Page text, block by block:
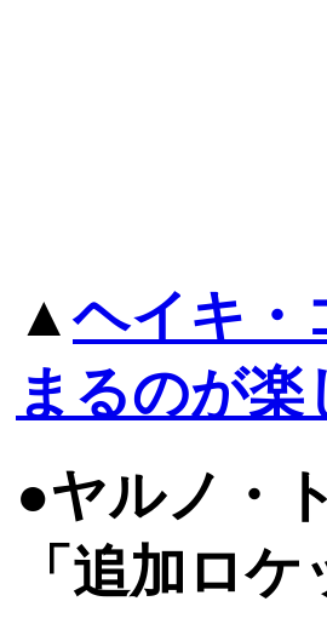
▲ヘイキ・
まるのが楽
●ヤルノ・
「追加ロケ